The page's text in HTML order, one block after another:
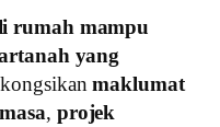
rumah mampu
yang
maklumat
, projek